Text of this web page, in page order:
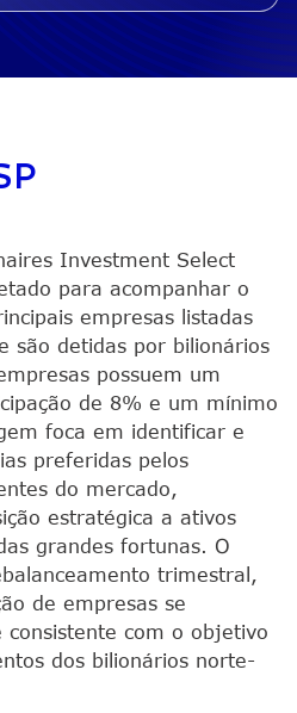
Investment Select
para acompanhar o
empresas listadas
são detidas por bilionários
possuem um
de 8% e um mínimo
foca em identificar e
preferidas pelos
do mercado,
estratégica a ativos
grandes fortunas. O
trimestral,
de empresas se
consistente com o objetivo
dos bilionários norte-